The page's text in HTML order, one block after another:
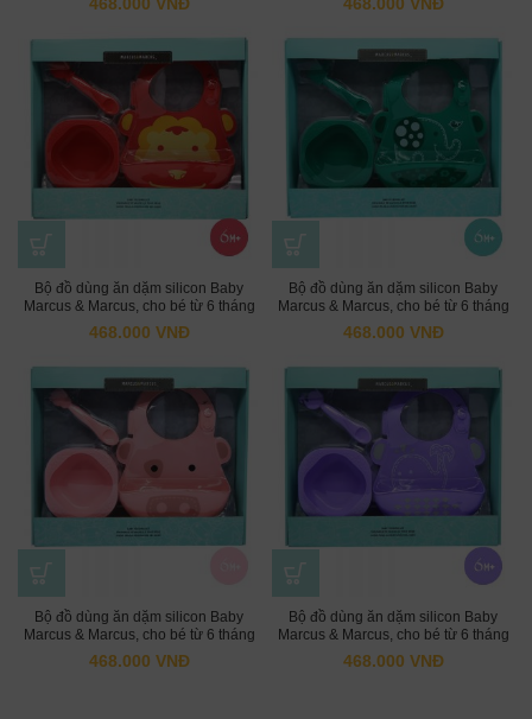
468.000 VNĐ 468.000 VNĐ
Bộ đồ dùng ăn dặm silicon Baby
Marcus & Marcus, cho bé từ 6 tháng
– Marcus
468.000 VNĐ
Bộ đồ dùng ăn dặm silicon Baby
Marcus & Marcus, cho bé từ 6 tháng
– Ollie
468.000 VNĐ
Bộ đồ dùng ăn dặm silicon Baby
Marcus & Marcus, cho bé từ 6 tháng
– Pokey
468.000 VNĐ
Bộ đồ dùng ăn dặm silicon Baby
Marcus & Marcus, cho bé từ 6 tháng
– Willo
468.000 VNĐ